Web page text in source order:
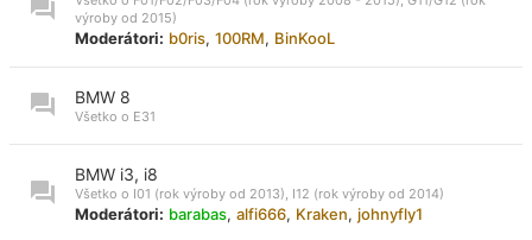
výroby od 2015)
Moderátori: b0ris, 100RM, BinKooL
BMW 8
Všetko o E31
BMW i3, i8
Všetko o I01 (rok výroby od 2013), I12 (rok výroby od 2014)
Moderátori: barabas, alfi666, Kraken, johnyfly1